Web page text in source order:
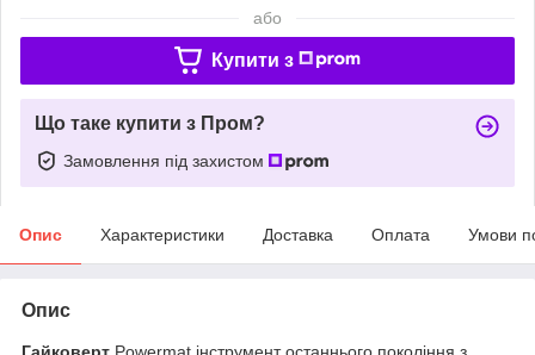
або
Купити з
Що таке купити з Пром?
Замовлення під захистом
Опис Характеристики Доставка Оплата Умови
Опис
Гайковерт Powermat інструмент останнього покоління з